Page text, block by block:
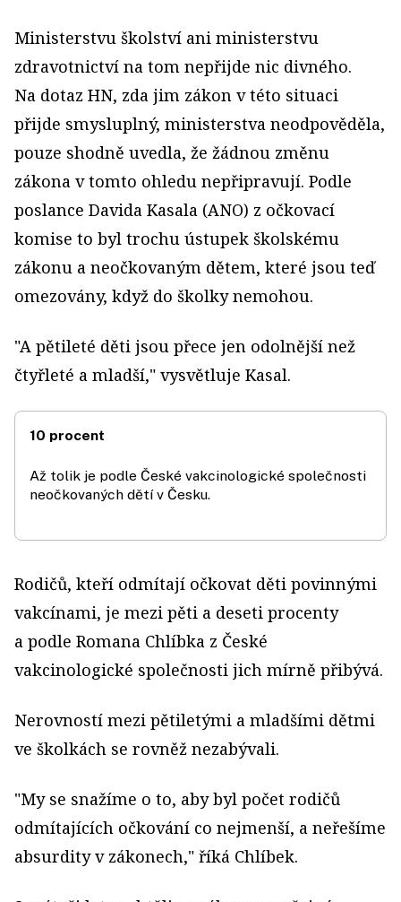
Ministerstvu školství ani ministerstvu
zdravotnictví na tom nepřijde nic divného.
Na dotaz HN, zda jim zákon v této situaci
přijde smysluplný, ministerstva neodpověděla,
pouze shodně uvedla, že žádnou změnu
zákona v tomto ohledu nepřipravují. Podle
poslance Davida Kasala (ANO) z očkovací
komise to byl trochu ústupek školskému
zákonu a neočkovaným dětem, které jsou teď
omezovány, když do školky nemohou.
"A pětileté děti jsou přece jen odolnější než
čtyřleté a mladší," vysvětluje Kasal.
10 procent
Až tolik je podle České vakcinologické společnosti
neočkovaných dětí v Česku.
Rodičů, kteří odmítají očkovat děti povinnými
vakcínami, je mezi pěti a deseti procenty
a podle Romana Chlíbka z České
vakcinologické společnosti jich mírně přibývá.
Nerovností mezi pětiletými a mladšími dětmi
ve školkách se rovněž nezabývali.
"My se snažíme o to, aby byl počet rodičů
odmítajících očkování co nejmenší, a neřešíme
absurdity v zákonech," říká Chlíbek.